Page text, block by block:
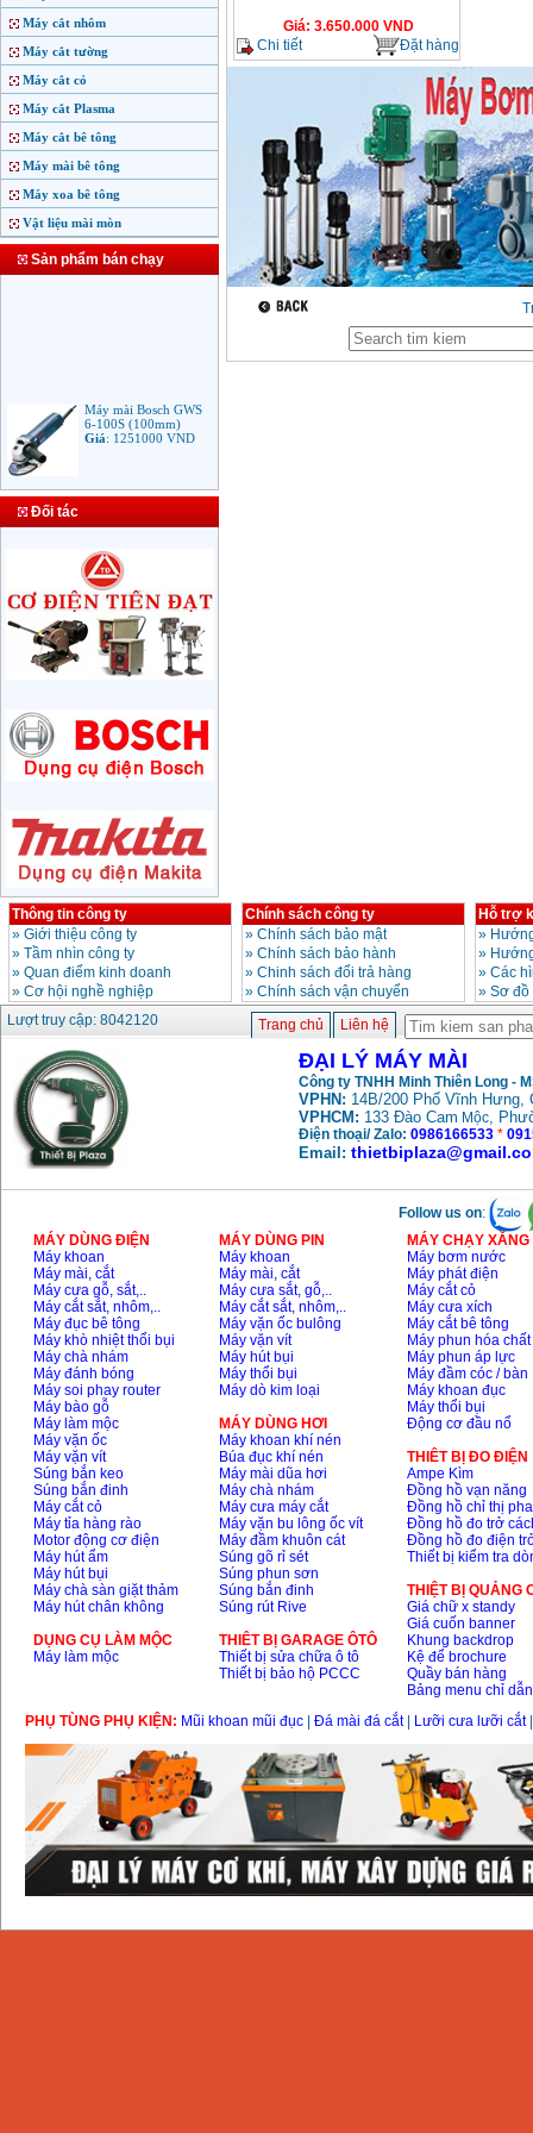
Máy cắt nhôm
Máy cắt tường
Máy cắt cỏ
Máy cắt Plasma
Máy cắt bê tông
Máy mài bê tông
Máy xoa bê tông
Vật liệu mài mòn
Sản phẩm bán chạy
Máy mài Bosch GWS
6-100S (100mm)
Giá:1251000VND
Giá:
Máy mài 180mm
Bosch GWS 2200-180
(2000W)
Giá:3438000 VND
Makita 9558HN
(840W)
Giá:1587000VND
GA4040 (100mm)
Giá:2043000 VND
Máy mài hai đá
150mm Bosch GBG
35-15 (350W)
Giá:2759000
Máy mài cắt đa năng
Makita TM3000C
(320W)
Giá
Máy mài FEG-911A
(100mm)
Giá:760000
plasma Hồng ký
Giá: 6000000
Máy mài 2 đá Hồng
ký MB1/2HP (0.5HP)
Giá:2250000VND
Đối tác
Giá: 3.650.000VND
Chi tiết
Đặt hàng
Thông tin công ty
» Giới thiệu công ty
» Tầm nhìn công ty
» Quan điểm kinh doanh
» Cơ hội nghề nghiệp
Chính sách công ty
» Chính sách bảo mật
» Chính sách bảo hành
» Chinh sách đổi trả hàng
» Chính sách vận chuyển
Hỗ trợ
»
»
» Các
» Sơ
Lượt truy cập: 8042120
Trang chủ Liên hệ
ĐẠI LÝ MÁY MÀI
Công ty TNHH Minh Thiên Long -
VPHN: 14B/200 Phố Vĩnh Hưng,
VPHCM: 133 Đào Cam Mộc,
Điện thoại/ Zalo: 0986166533 *
Email:
Follow us on:
MÁY DÙNG ĐIỆN
Máy khoan
Máy mài, cắt
Máy cưa gỗ, sắt,..
Máy cắt sắt, nhôm,..
Máy đục bê tông
Máy khò nhiệt thổi bụi
Máy chà nhám
Máy đánh bóng
Máy soi phay router
Máy bào gỗ
Máy làm mộc
Máy vặn ốc
Máy vặn vít
Súng bắn keo
Súng bắn đinh
Máy cắt cỏ
Máy tỉa hàng rào
Motor động cơ điện
Máy hút ẩm
Máy hút bụi
Máy chà sàn giặt thảm
Máy hút chân không
DỤNG CỤ LÀM MỘC
Máy làm mộc
MÁY DÙNG PIN
Máy khoan
Máy mài, cắt
Máy cưa sắt, gỗ,..
Máy cắt sắt, nhôm,..
Máy vặn ốc bulông
Máy vặn vít
Máy hút bụi
Máy thổi bụi
Máy dò kim loại
MÁY DÙNG HƠI
Máy khoan khí nén
Búa đục khí nén
Máy mài dũa hơi
Máy chà nhám
Máy cưa máy cắt
Máy vặn bu lông ốc vít
Máy đầm khuôn cát
Súng gõ rỉ sét
Súng phun sơn
Súng bắn đinh
Súng rút Rive
THIÊT BỊ GARAGE ÔTÔ
Thiết bị sửa chữa ô tô
Thiết bị bảo hộ PCCC
MÁY CHẠY
Máy bơm nước
Máy phát điện
Máy cắt cỏ
Máy cưa xích
Máy cắt bê tông
Máy phun hóa chất
Máy phun áp lực
Máy đầm cóc / bàn
Máy khoan đục
Máy thổi bụi
Động cơ đầu nổ
THIÊT BỊ ĐO ĐIỆN
Ampe Kìm
Đồng hồ vạn năng
Đồng hồ chỉ thị pha
Đồng hồ đo trở
Đồng hồ đo điện
Thiết bị kiểm tra
THIỆT BỊ QUẢNG
Giá chữ x standy
Giá cuốn banner
Khung backdrop
Kệ để brochure
Quầy bán hàng
Bảng menu chỉ dẫn
PHỤ TÙNG PHỤ KIỆN: Mũi khoan mũi đục Đá mài đá cắt| Lưỡi cưa lưỡi cắt